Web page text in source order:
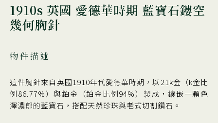
1910s 英國 愛德華時期 藍寶石鏤空
幾何胸針
物件描述
這件胸針來自英國1910年代愛德華時期，以21k金（k金比
例86.77%）與鉑金（鉑金比例94%）製成，鑲嵌一顆色
澤濃郁的藍寶石，搭配天然珍珠與老式切割鑽石。